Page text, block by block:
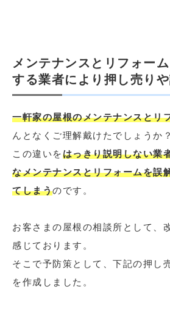
メンテナンスとリフォー
する業者により押し売り
一軒家の屋根のメンテナンスとリ
んとなくご理解戴けたでしょうか？
この違いをはっきり説明しない業
なメンテナンスとリフォームを誤
てしまうのです。
お客さまの屋根の相談所として、
感じております。
そこで予防策として、下記の押し
を作成しました。